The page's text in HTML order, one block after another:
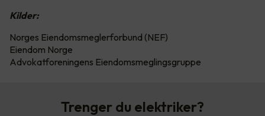
Kilder:
Norges Eiendomsmeglerforbund (NEF)
Eiendom Norge
Advokatforeningens Eiendomsmeglingsgruppe
Trenger du elektriker?